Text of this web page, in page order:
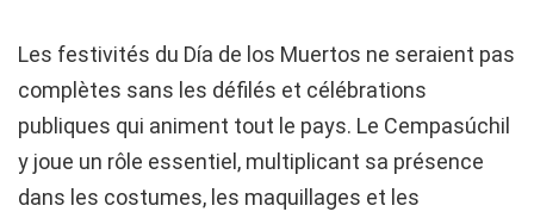
Les festivités du Día de los Muertos ne seraient pas
complètes sans les défilés et célébrations
publiques qui animent tout le pays. Le Cempasúchil
y joue un rôle essentiel, multiplicant sa présence
dans les costumes, les maquillages et les